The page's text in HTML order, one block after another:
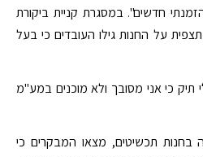
חדשים". במסגרת קניית ביקורת
על החנות גילו העובדים כי בעל
תיק כי אני מסובך ולא מוכנים במע"מ
בחנות תכשיטים, מצאו המבקרים כי